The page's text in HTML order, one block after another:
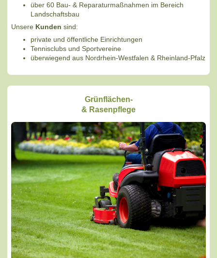
über 60 Bau- & Reparaturmaßnahmen im Bereich
Landschaftsbau
Unsere Kunden sind:
private und öffentliche Einrichtungen
Tennisclubs und Sportvereine
überwiegend aus Nordrhein-Westfalen & Rheinland-Pfalz
Grünflächen-
& Rasenpflege